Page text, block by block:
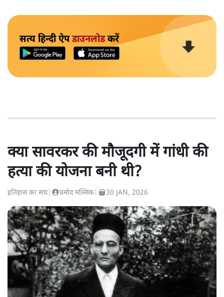
सत्य हिन्दी ऐपडाउनलोडकरें
क्या सावरकर की मौजूदगी में गांधी की
हत्या की योजना बनी थी?
इतिहास का सच प्रमोद मल्लिक 30 JAN, 2026